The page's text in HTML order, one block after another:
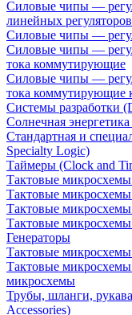
Силовые чипы —
линейных регуляторов
Силовые чипы —
Силовые чипы —
тока коммутирующие
Силовые чипы —
тока коммутирующие
Системы разработки
Солнечная
Стандартная и
Specialty Logic)
Таймеры (Clock and
Тактовые микросхемы
Тактовые
Тактовые
Тактовые
Генераторы
Тактовые
Тактовые
микросхемы
Трубы, шланги,
Accessories)